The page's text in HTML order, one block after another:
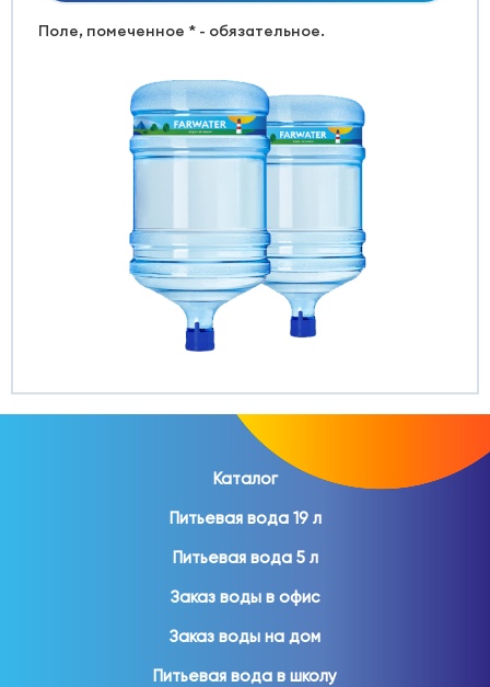
Поле, помеченное * - обязательное.
Каталог
Питьевая вода 19 л
Питьевая вода 5 л
Заказ воды в офис
Заказ воды на дом
Питьевая вода в школу